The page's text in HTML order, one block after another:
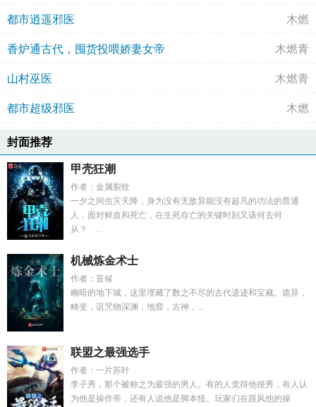
都市逍遥邪医 木燃
香炉通古代，囤货投喂娇妻女帝 木燃青
山村巫医 木燃青
都市超级邪医 木燃
封面推荐
甲壳狂潮
作者：金属裂纹
一夕之间虫灾天降，身为没有无敌异能没有超凡的功法的普通
人，面对鲜血和死亡，在生死存亡的关键时刻又该何去何
从？ ...
机械炼金术士
作者：盲候
幽暗的地下城，这里埋藏了数之不尽的古代遗迹和宝藏。诡异，
畸变，诅咒物深渊，地窟，古神，...
联盟之最强选手
作者：一片苏叶
李子秀，那个被称之为最强的男人。有的人觉得他很秀，有人认
为他是操作帝，还有人说他是脚本怪。玩家们在跟风他的操